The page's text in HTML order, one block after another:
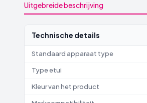
Uitgebreide beschrijving
Technische details
Standaard apparaat type
Type etui
Kleur van het product